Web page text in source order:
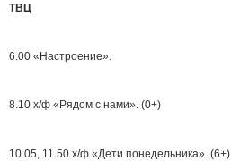
ТВЦ
6.00 «Настроение».
8.10 х/ф «Рядом с нами». (0+)
10.05, 11.50 х/ф «Дети понедельника». (6+)